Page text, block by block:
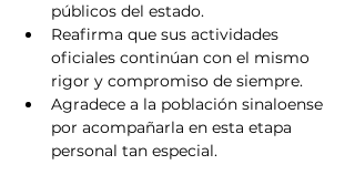
públicos del estado.
Reafirma que sus actividades
oficiales continúan con el mismo
rigor y compromiso de siempre.
Agradece a la población sinaloense
por acompañarla en esta etapa
personal tan especial.